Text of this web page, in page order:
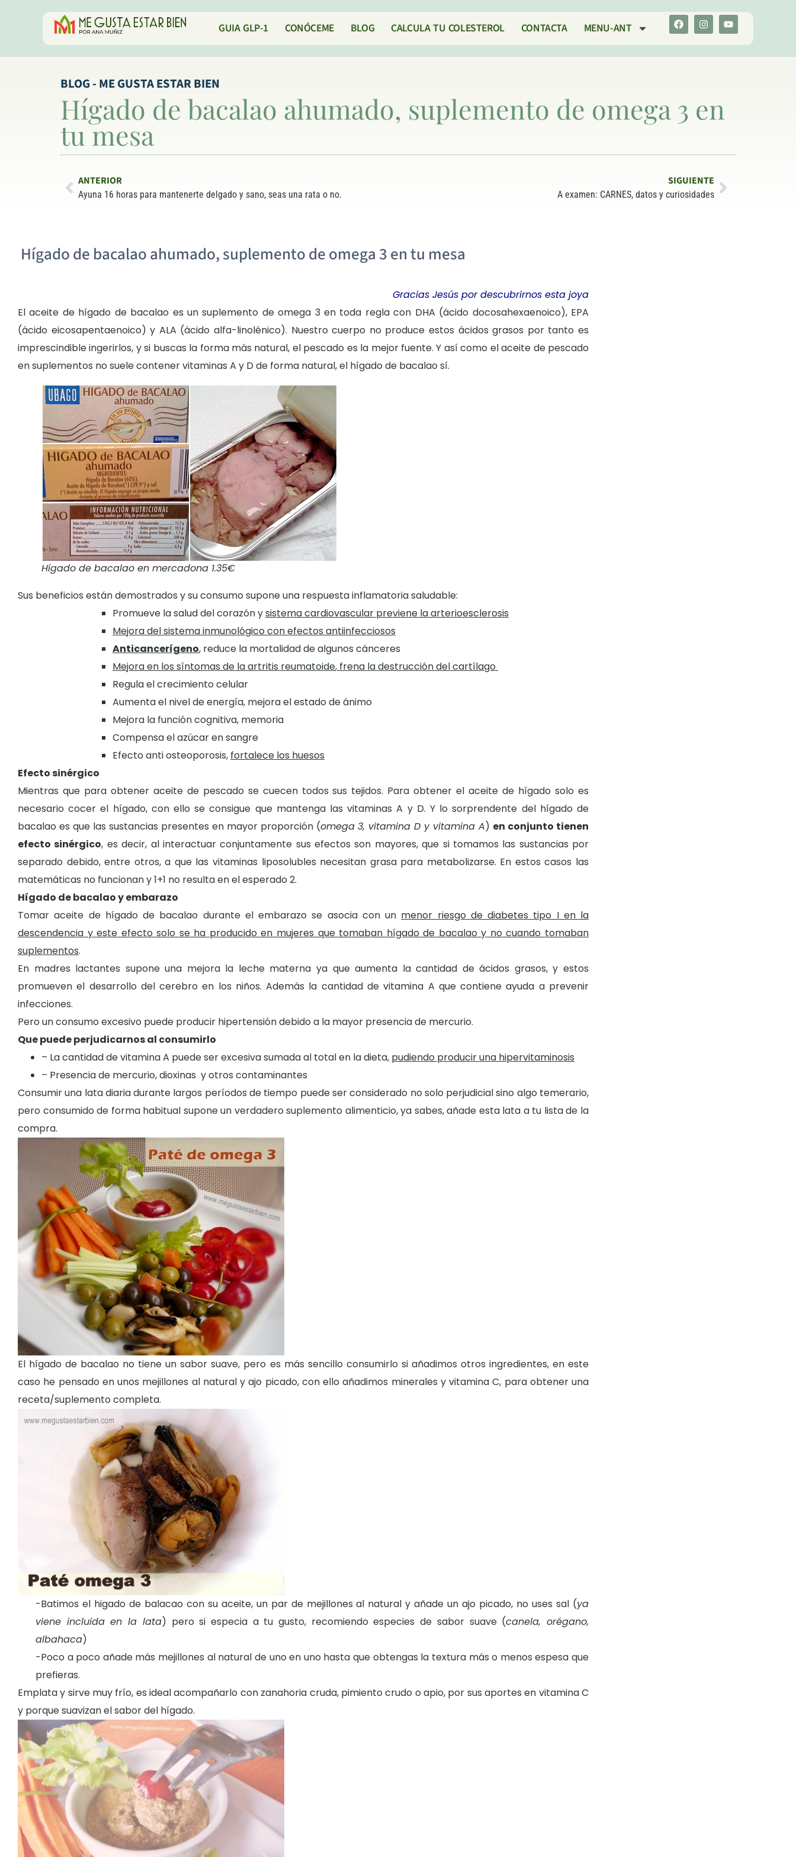
GUIA GLP-1 CONÓCEME BLOG CALCULA TU COLESTEROL CONTACTA MENU-ANT
BLOG - ME GUSTA ESTAR BIEN
Hígado de bacalao ahumado, suplemento de omega 3 en
tu mesa
ANTERIOR
Ayuna 16 horas para mantenerte delgado y sano, seas una rata o no.
SIGUIENTE
A examen: CARNES, datos y curiosidades
Hígado de bacalao ahumado, suplemento de omega 3 en tu mesa
Gracias Jesús por descubrirnos esta joya
El aceite de hígado de bacalao es un suplemento de omega 3 en toda regla con DHA (ácido docosahexaenoico), EPA
(ácido eicosapentaenoico) y ALA (ácido alfa-linolénico). Nuestro cuerpo no produce estos ácidos grasos por tanto es
imprescindible ingerirlos, y si buscas la forma más natural, el pescado es la mejor fuente. Y así como el aceite de pescado
en suplementos no suele contener vitaminas A y D de forma natural, el hígado de bacalao sí.
Hígado de bacalao en mercadona 1.35€
Sus beneficios están demostrados y su consumo supone una respuesta inflamatoria saludable:
Promueve la salud del corazón ysistema cardiovascular previene la arterioesclerosis
Mejora del sistema inmunológico con efectos antiinfecciosos
Anticancerígeno, reduce la mortalidad de algunos cánceres
Mejora en los síntomas de la artritis reumatoide, frena la destrucción del cartílago
Regula el crecimiento celular
Aumenta el nivel de energía, mejora el estado de ánimo
Mejora la función cognitiva, memoria
Compensa el azúcar en sangre
Efecto anti osteoporosis, fortalece los huesos
Efecto sinérgico
Mientras que para obtener aceite de pescado se cuecen todos sus tejidos. Para obtener el aceite de hígado solo es
necesario cocer el hígado, con ello se consigue que mantenga las vitaminas A y D. Y lo sorprendente del hígado de
bacalao es que las sustancias presentes en mayor proporción (omega 3, vitamina D y vitamina A) en conjunto tienen
efecto sinérgico, es decir, al interactuar conjuntamente sus efectos son mayores, que si tomamos las sustancias por
separado debido, entre otros, a que las vitaminas liposolubles necesitan grasa para metabolizarse. En estos casos las
matemáticas no funcionan y 1+1 no resulta en el esperado 2.
Hígado de bacalao y embarazo
Tomar aceite de hígado de bacalao durante el embarazo se asocia con un menor riesgo de diabetes tipo I en la
descendencia y este efecto solo se ha producido en mujeres que tomaban hígado de bacalao y no cuando tomaban
suplementos.
En madres lactantes supone una mejora la leche materna ya que aumenta la cantidad de ácidos grasos, y estos
promueven el desarrollo del cerebro en los niños. Además la cantidad de vitamina A que contiene ayuda a prevenir
infecciones.
Pero un consumo excesivo puede producir hipertensión debido a la mayor presencia de mercurio.
Que puede perjudicarnos al consumirlo
– La cantidad de vitamina A puede ser excesiva sumada al total en la dieta, pudiendo producir una hipervitaminosis
– Presencia de mercurio, dioxinas y otros contaminantes
Consumir una lata diaria durante largos períodos de tiempo puede ser considerado no solo perjudicial sino algo temerario,
pero consumido de forma habitual supone un verdadero suplemento alimenticio, ya sabes, añade esta lata a tu lista de la
compra.
El hígado de bacalao no tiene un sabor suave, pero es más sencillo consumirlo si añadimos otros ingredientes, en este
caso he pensado en unos mejillones al natural y ajo picado, con ello añadimos minerales y vitamina C, para obtener una
receta/suplemento completa.
-Batimos el higado de balacao con su aceite, un par de mejillones al natural y añade un ajo picado, no uses sal (ya
viene incluida en la lata) pero si especia a tu gusto, recomiendo especies de sabor suave (canela, orégano,
albahaca)
-Poco a poco añade más mejillones al natural de uno en uno hasta que obtengas la textura más o menos espesa que
prefieras.
Emplata y sirve muy frío, es ideal acompañarlo con zanahoria cruda, pimiento crudo o apio, por sus aportes en vitamina C
y porque suavizan el sabor del hígado.